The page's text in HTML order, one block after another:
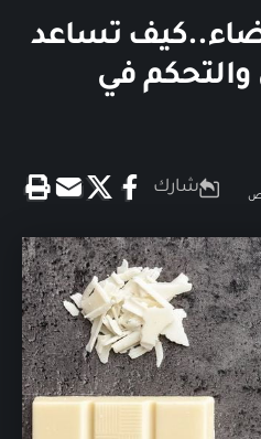
تساعد
في
شارك